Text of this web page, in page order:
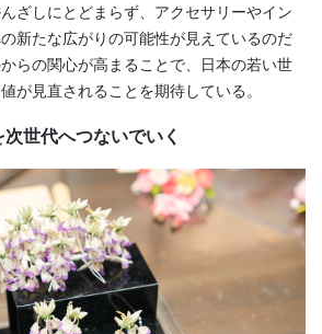
ざしにとどまらず、アクセサリーやイン
新たな広がりの可能性が見えているのだ
らの関心が高まることで、日本の若い世
が見直されることを期待している。
世代へつないでいく